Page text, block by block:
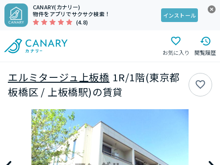
CANARY(カナリー)
物件をアプリでサクサク検索！
(4.8)
インストール
お気に入り 閲覧履歴
エルミタージュ上板橋 1R/1階(東京都
板橋区 / 上板橋駅)の賃貸